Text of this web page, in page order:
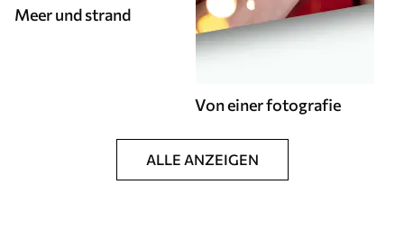
Meer und strand
Von einer fotografie
ALLE ANZEIGEN